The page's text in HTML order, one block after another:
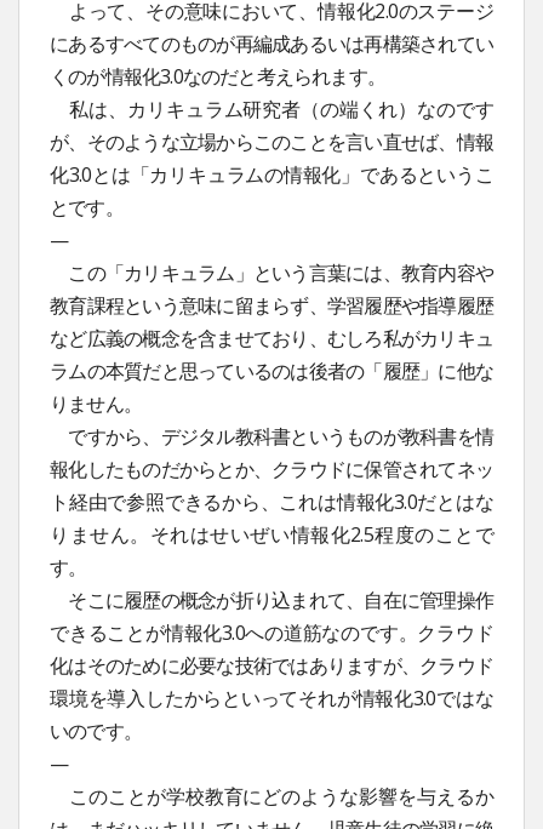
よって、その意味において、情報化2.0のステージ
にあるすべてのものが再編成あるいは再構築されてい
くのが情報化3.0なのだと考えられます。
私は、カリキュラム研究者（の端くれ）なのです
が、そのような立場からこのことを言い直せば、情報
化3.0とは「カリキュラムの情報化」であるというこ
とです。
—
この「カリキュラム」という言葉には、教育内容や
教育課程という意味に留まらず、学習履歴や指導履歴
など広義の概念を含ませており、むしろ私がカリキュ
ラムの本質だと思っているのは後者の「履歴」に他な
りません。
ですから、デジタル教科書というものが教科書を情
報化したものだからとか、クラウドに保管されてネッ
ト経由で参照できるから、これは情報化3.0だとはな
りません。それはせいぜい情報化2.5程度のことで
す。
そこに履歴の概念が折り込まれて、自在に管理操作
できることが情報化3.0への道筋なのです。クラウド
化はそのために必要な技術ではありますが、クラウド
環境を導入したからといってそれが情報化3.0ではな
いのです。
—
このことが学校教育にどのような影響を与えるか